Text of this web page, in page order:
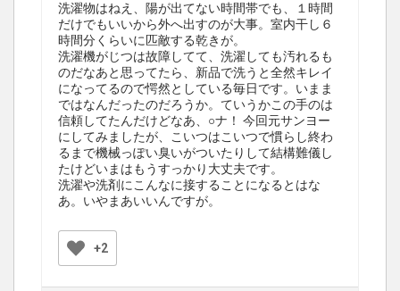
洗濯物はねえ、陽が出てない時間帯でも、１時間
だけでもいいから外へ出すのが大事。室内干し６
時間分くらいに匹敵する乾きが。
洗濯機がじつは故障してて、洗濯しても汚れるも
のだなあと思ってたら、新品で洗うと全然キレイ
になってるので愕然としている毎日です。いまま
ではなんだったのだろうか。ていうかこの手のは
信頼してたんだけどなあ、○ナ！ 今回元サンヨー
にしてみましたが、こいつはこいつで慣らし終わ
るまで機械っぽい臭いがついたりして結構難儀し
たけどいまはもうすっかり大丈夫です。
洗濯や洗剤にこんなに接することになるとはな
あ。いやまあいいんですが。
+2